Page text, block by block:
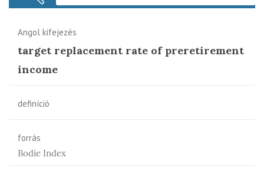
Angol kifejezés
target replacement rate of preretirement
income
definíció
forrás
Bodie Index